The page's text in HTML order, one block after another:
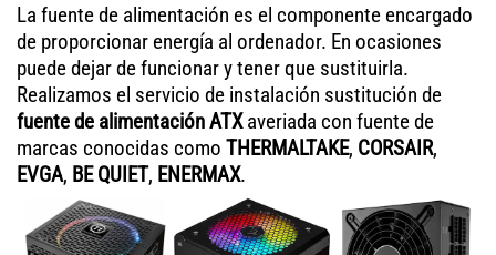
La fuente de alimentación es el componente encargado
de proporcionar energía al ordenador. En ocasiones
puede dejar de funcionar y tener que sustituirla.
Realizamos el servicio de instalación sustitución de
fuente de alimentación ATXaveriada con fuente de
marcas conocidas como THERMALTAKE, CORSAIR,
EVGA, BE QUIET, ENERMAX.